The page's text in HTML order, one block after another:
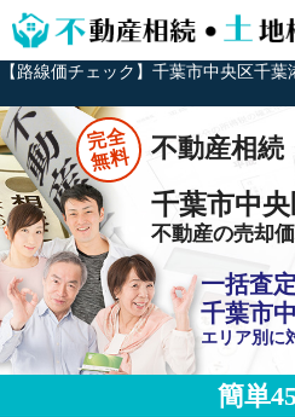
【路線価チェック】千葉市中央区千
完全
無料 不動産相続
千葉市中
不動産の売却
一括査
千葉市
エリア別に
簡単